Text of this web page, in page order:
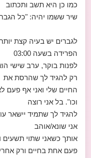
כמו כן היא תשב ותכתוב
שיר ששמו יהיה: "כל
לגברים יש בעיה קצת
הפרידה בשעה 03:00
לפנות בוקר, ערב שישי
רק להגיד לך שהרסת את
החיים שלי ואני אף פעם
וכו". בל אני רוצה
להגיד לך שתמיד יישאר
אני שונא/אוהב
אותך כשאני שתוי תשעים
פעם אחת בחיים ורק אחרי